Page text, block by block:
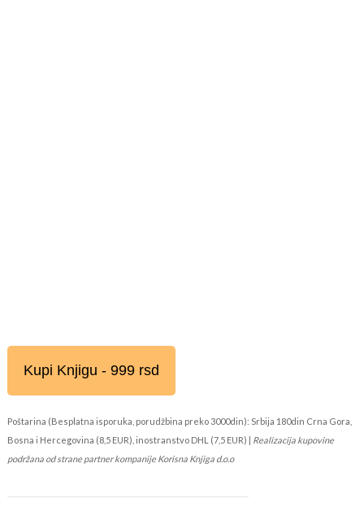
Kupi Knjigu - 999 rsd
Poštarina (Besplatna isporuka, porudžbina preko 3000din): Srbija 180din Crna Gora,
Bosna i Hercegovina (8,5 EUR), inostranstvo DHL (7,5 EUR) | Realizacija kupovine
podržana od strane partner kompanije Korisna Knjiga d.o.o